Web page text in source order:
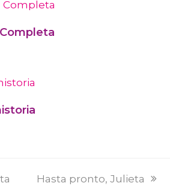
NEXT
Hasta pronto, Julieta